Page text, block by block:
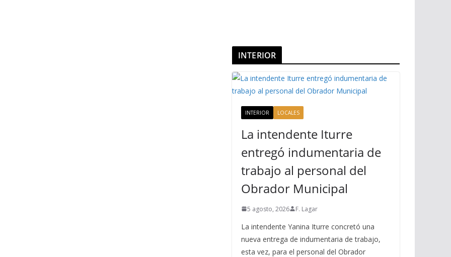
INTERIOR
INTERIOR LOCALES
La intendente Iturre
entregó indumentaria de
trabajo al personal del
Obrador Municipal
5 agosto, 2026 F. Lagar
La intendente Yanina Iturre concretó una
nueva entrega de indumentaria de trabajo,
esta vez, para el personal del Obrador